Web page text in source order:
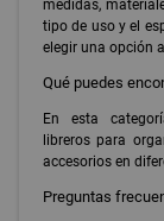
medidas,
tipo de uso y el
elegir una opción
Qué puedes
En esta
libreros para
accesorios en
Preguntas